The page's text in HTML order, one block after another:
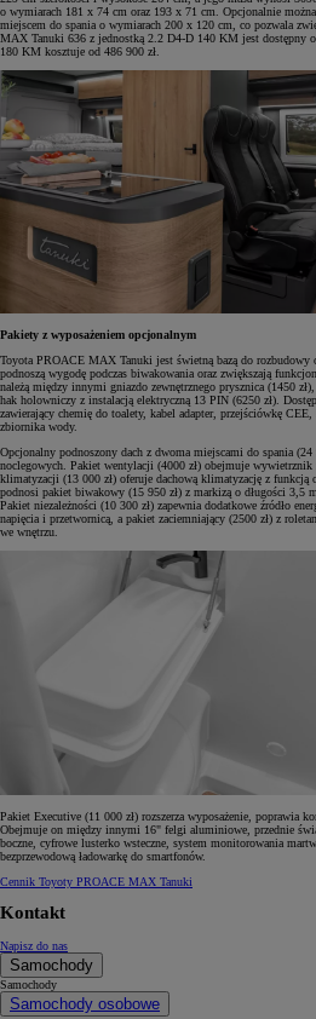
o wymiarach 181 x 74 cm oraz 193 x 71 cm. Opcjonalnie
miejscem do spania o wymiarach 200 x 120 cm, co pozwala
MAX Tanuki 636 z jednostką 2.2 D4-D 140 KM jest dostępny
180 KM kosztuje od 486 900 zł.
Pakiety z wyposażeniem opcjonalnym
Toyota PROACE MAX Tanuki jest świetną bazą do rozbudowy
podnoszą wygodę podczas biwakowania oraz zwiększają
należą między innymi gniazdo zewnętrznego prysznica (1450 zł),
hak holowniczy z instalacją elektryczną 13 PIN (6250 zł).
zawierający chemię do toalety, kabel adapter, przejściówkę
zbiornika wody.
Opcjonalny podnoszony dach z dwoma miejscami do spania
noclegowych. Pakiet wentylacji (4000 zł) obejmuje
klimatyzacji (13 000 zł) oferuje dachową klimatyzację z
podnosi pakiet biwakowy (15 950 zł) z markizą o długości 3,5
Pakiet niezależności (10 300 zł) zapewnia dodatkowe źródło
napięcia i przetwornicą, a pakiet zaciemniający (2500 zł) z
we wnętrzu.
Pakiet Executive (11 000 zł) rozszerza wyposażenie, poprawia
Obejmuje on między innymi 16" felgi aluminiowe, przednie
boczne, cyfrowe lusterko wsteczne, system monitorowania
bezprzewodową ładowarkę do smartfonów.
Cennik Toyoty PROACE MAX Tanuki
Kontakt
Napisz do nas
Samochody
Samochody
Samochody osobowe